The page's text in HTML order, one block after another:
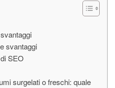
svantaggi
SEO
surgelati o freschi: quale